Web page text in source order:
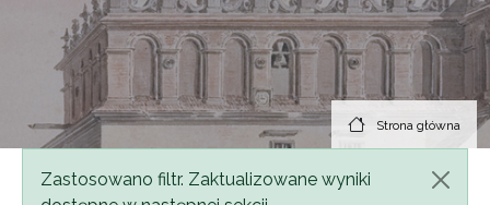
Strona główna
Komunikat
Zastosowano filtr. Zaktualizowane wyniki